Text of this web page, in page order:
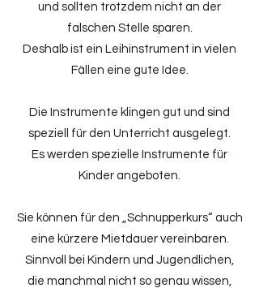
und sollten trotzdem nicht an der
falschen Stelle sparen.
Deshalb ist ein Leihinstrument in vielen
Fällen eine gute Idee.
Die Instrumente klingen gut und sind
speziell für den Unterricht ausgelegt.
Es werden spezielle Instrumente für
Kinder angeboten.
Sie können für den „Schnupperkurs“ auch
eine kürzere Mietdauer vereinbaren.
Sinnvoll bei Kindern und Jugendlichen,
die manchmal nicht so genau wissen,